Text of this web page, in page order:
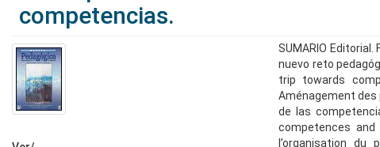
competencias.
SUMARIO
nuevo reto
trip towards
Aménagement des
de las
competences
l’organisation du